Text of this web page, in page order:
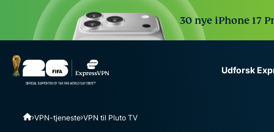
30 nye iPhone 17
Udforsk
VPN-tjeneste VPN til Pluto TV